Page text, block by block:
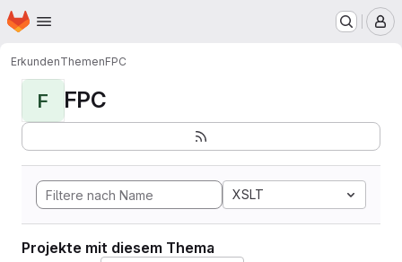
Zum Hauptinhalt springen
Startseite
ErkundenThemenFPC
F FPC
XSLT
Projekte mit diesem Thema